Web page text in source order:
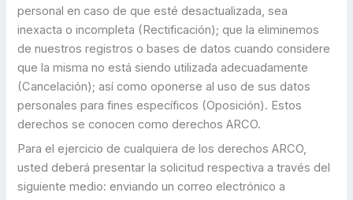
personal en caso de que esté desactualizada, sea
inexacta o incompleta (Rectificación); que la eliminemos
de nuestros registros o bases de datos cuando considere
que la misma no está siendo utilizada adecuadamente
(Cancelación); así como oponerse al uso de sus datos
personales para fines específicos (Oposición). Estos
derechos se conocen como derechos ARCO.
Para el ejercicio de cualquiera de los derechos ARCO,
usted deberá presentar la solicitud respectiva a través del
siguiente medio: enviando un correo electrónico a